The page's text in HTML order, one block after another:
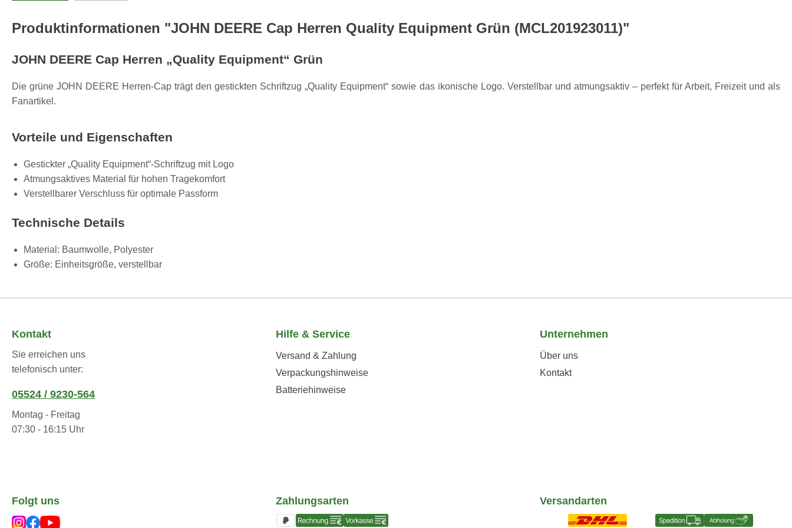
Produktinformationen "JOHN DEERE Cap Herren Quality Equipment Grün (MCL201923011)"
JOHN DEERE Cap Herren „Quality Equipment“ Grün
Die grüne JOHN DEERE Herren-Cap trägt den gestickten Schriftzug „Quality Equipment“ sowie das ikonische Logo. Verstellbar und atmungsaktiv – perfekt für Arbeit, Freizeit und als
Fanartikel.
Vorteile und Eigenschaften
Gestickter „Quality Equipment“-Schriftzug mit Logo
Atmungsaktives Material für hohen Tragekomfort
Verstellbarer Verschluss für optimale Passform
Technische Details
Material: Baumwolle, Polyester
Größe: Einheitsgröße, verstellbar
Kontakt
Sie erreichen uns
telefonisch unter:
05524 / 9230-564
Montag - Freitag
07:30 - 16:15 Uhr
Hilfe & Service
Versand & Zahlung
Verpackungshinweise
Batteriehinweise
Unternehmen
Über uns
Kontakt
Folgt uns Zahlungsarten Versandarten